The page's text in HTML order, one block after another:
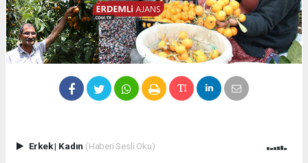
Erkek| Kadın (Haberi Sesli Oku)